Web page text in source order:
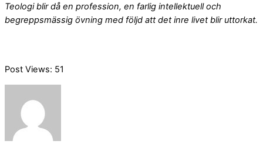
Teologi blir då en profession, en farlig intellektuell och
begreppsmässig övning med följd att det inre livet blir uttorkat.
Post Views: 51